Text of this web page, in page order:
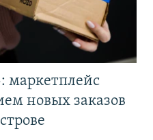
маркетплейс
новых заказов